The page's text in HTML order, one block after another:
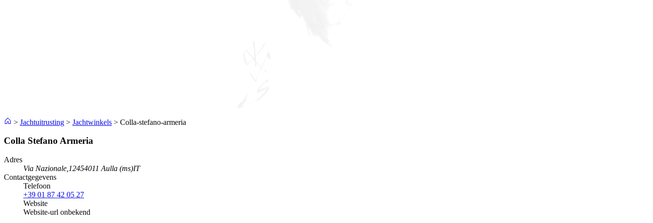
> Jachtuitrusting > Jachtwinkels > Colla-stefano-armeria
Colla Stefano Armeria
Adres
Via Nazionale,12454011 Aulla (ms)IT
Contactgegevens
Telefoon
+39 01 87 42 05 27
Website
Website-url onbekend